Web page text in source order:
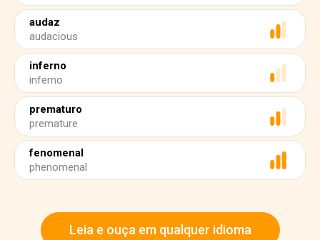
audaz
audacious
inferno
inferno
prematuro
premature
fenomenal
phenomenal
Leia e ouça em qualquer idioma